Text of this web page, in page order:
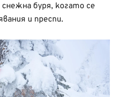
буря, когато се
и преспи.